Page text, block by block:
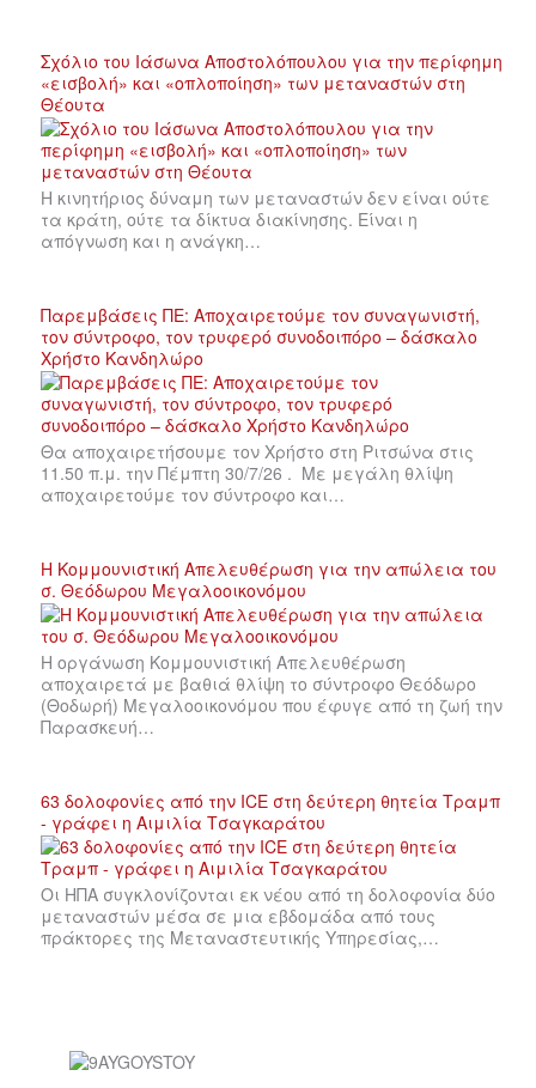
Σχόλιο του Ιάσωνα Αποστολόπουλου για την περίφημη
«εισβολή» και «οπλοποίηση» των μεταναστών στη
Θέουτα
Η κινητήριος δύναμη των μεταναστών δεν είναι ούτε
τα κράτη, ούτε τα δίκτυα διακίνησης. Είναι η
απόγνωση και η ανάγκη…
Παρεμβάσεις ΠΕ: Αποχαιρετούμε τον συναγωνιστή,
τον σύντροφο, τον τρυφερό συνοδοιπόρο – δάσκαλο
Χρήστο Κανδηλώρο
Θα αποχαιρετήσουμε τον Χρήστο στη Ριτσώνα στις
11.50 π.μ. την Πέμπτη 30/7/26 . Με μεγάλη θλίψη
αποχαιρετούμε τον σύντροφο και…
Η Κομμουνιστική Απελευθέρωση για την απώλεια του
σ. Θεόδωρου Μεγαλοοικονόμου
Η οργάνωση Κομμουνιστική Απελευθέρωση
αποχαιρετά με βαθιά θλίψη το σύντροφο Θεόδωρο
(Θοδωρή) Μεγαλοοικονόμου που έφυγε από τη ζωή την
Παρασκευή…
63 δολοφονίες από την ICE στη δεύτερη θητεία Τραμπ
- γράφει η Αιμιλία Τσαγκαράτου
Οι ΗΠΑ συγκλονίζονται εκ νέου από τη δολοφονία δύο
μεταναστών μέσα σε μια εβδομάδα από τους
πράκτορες της Μεταναστευτικής Υπηρεσίας,…